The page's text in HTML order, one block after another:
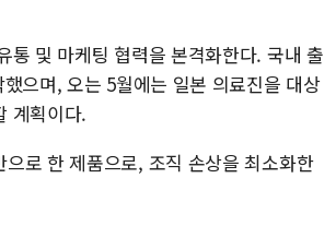
통 및 마케팅 협력을 본격화한다. 국내 출
으며, 오는 5월에는 일본 의료진을 대상
계획이다.
로 한 제품으로, 조직 손상을 최소화한